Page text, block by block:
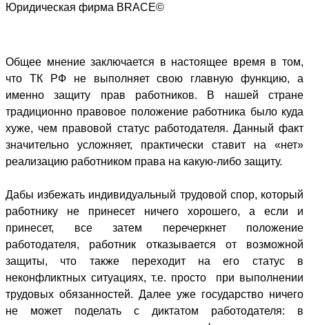
Юридическая фирма BRACE©
Общее мнение заключается в настоящее время в том,
что ТК РФ не выполняет свою главную функцию, а
именно защиту прав работников. В нашей стране
традиционно правовое положение работника было куда
хуже, чем правовой статус работодателя. Данный факт
значительно усложняет, практически ставит на «нет»
реализацию работником права на какую-либо защиту.
Дабы избежать индивидуальный трудовой спор, который
работнику не принесет ничего хорошего, а если и
принесет, все затем перечеркнет положение
работодателя, работник отказывается от возможной
защиты, что также переходит на его статус в
неконфликтных ситуациях, т.е. просто при выполнении
трудовых обязанностей. Далее уже государство ничего
не может поделать с диктатом работодателя: в